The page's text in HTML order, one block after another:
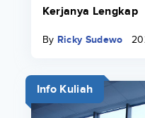
Kerjanya Lengkap
By Ricky Sudewo
Info Kuliah